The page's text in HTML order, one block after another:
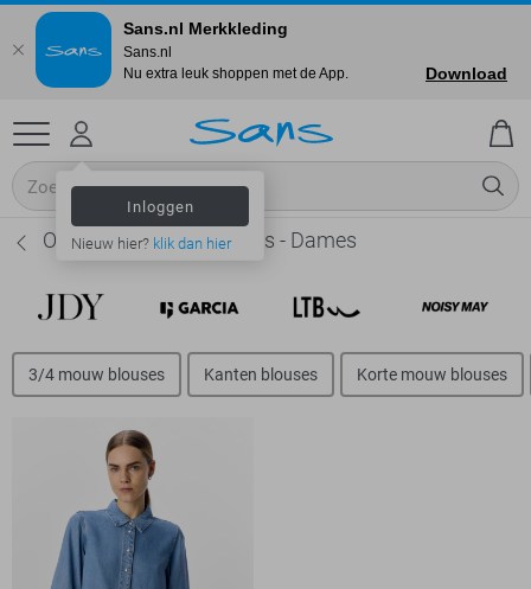
Inloggen
Nieuw hier? klik dan hier
Object Oversized blouses - Dames
3/4 mouw blouses Kanten blouses Korte mouw blouses
Sans.nl Merkkleding
Sans.nl
Nu extra leuk shoppen met de App.
Download